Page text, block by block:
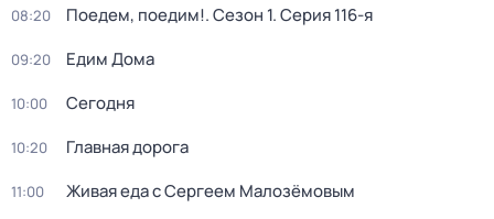
08:20 Поедем, поедим!. Сезон 1. Серия 116-я
09:20 Едим Дома
10:00 Сегодня
10:20 Главная дорога
11:00 Живая еда с Сергеем Малозёмовым